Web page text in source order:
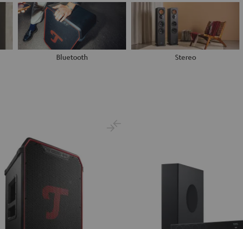
Bluetooth Stereo